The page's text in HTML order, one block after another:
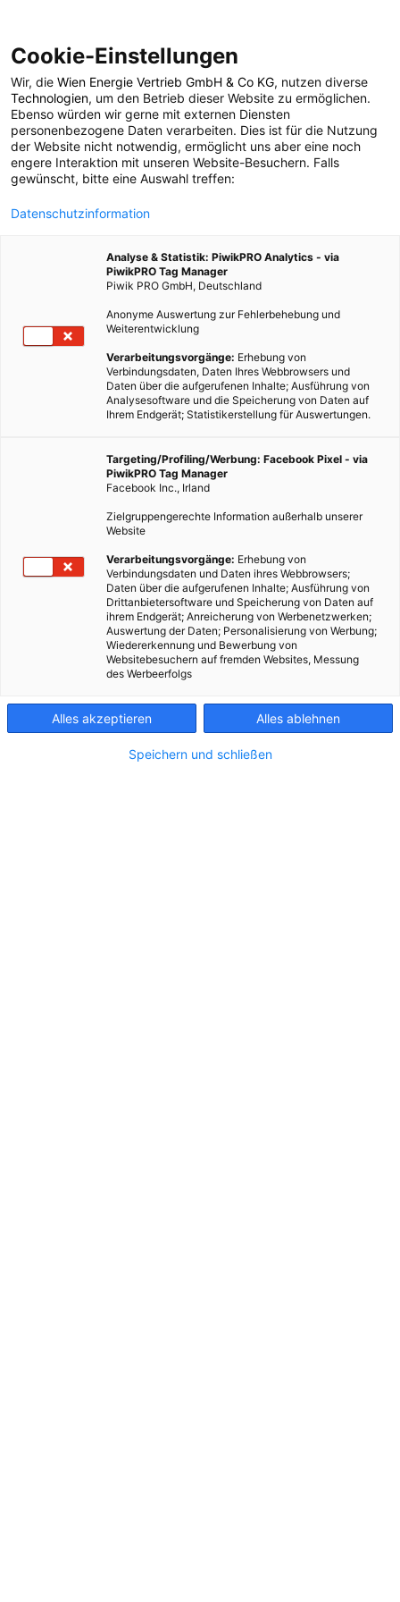
POSTS BY TAG
smartphone fasten
1 BEITRAG
Cookie-Einstellungen
Wir, die Wien Energie Vertrieb GmbH & Co KG, nutzen diverse
Technologien, um den Betrieb dieser Website zu ermöglichen.
Ebenso würden wir gerne mit externen Diensten
personenbezogene Daten verarbeiten. Dies ist für die Nutzung
der Website nicht notwendig, ermöglicht uns aber eine noch
engere Interaktion mit unseren Website-Besuchern. Falls
gewünscht, bitte eine Auswahl treffen:
Datenschutzinformation
Analyse & Statistik: PiwikPRO Analytics - via
PiwikPRO Tag Manager
Piwik PRO GmbH, Deutschland
Anonyme Auswertung zur Fehlerbehebung und
Weiterentwicklung
Verarbeitungsvorgänge: Erhebung von
Verbindungsdaten, Daten Ihres Webbrowsers und
Daten über die aufgerufenen Inhalte; Ausführung von
Analysesoftware und die Speicherung von Daten auf
Ihrem Endgerät; Statistikerstellung für Auswertungen.
Targeting/Profiling/Werbung: Facebook Pixel - via
PiwikPRO Tag Manager
Facebook Inc., Irland
Zielgruppengerechte Information außerhalb unserer
Website
Verarbeitungsvorgänge: Erhebung von
Verbindungsdaten und Daten ihres Webbrowsers;
Daten über die aufgerufenen Inhalte; Ausführung von
Drittanbietersoftware und Speicherung von Daten auf
ihrem Endgerät; Anreicherung von Werbenetzwerken;
Auswertung der Daten; Personalisierung von Werbung;
Wiedererkennung und Bewerbung von
Websitebesuchern auf fremden Websites, Messung
des Werbeerfolgs
Alles akzeptieren Alles ablehnen
Speichern und schließen